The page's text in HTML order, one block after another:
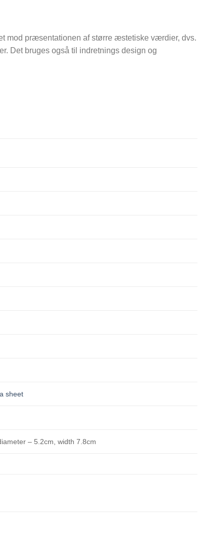
mod præsentationen af større æstetiske værdier, dvs.
Det bruges også til indretnings design og
sheet
– 5.2cm, width 7.8cm